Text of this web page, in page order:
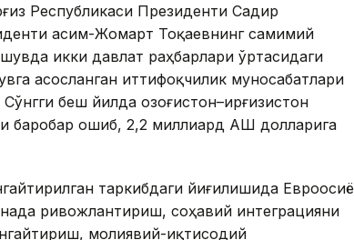
Республикаси Президенти Садир
Қасим-Жомарт Тоқаевнинг самимий
икки давлат раҳбарлари ўртасидаги
асосланган иттифоқчилик муносабатлари
беш йилда Қозоғистон–Қирғизистон
баробар ошиб, 2,2 миллиард АҚШ долларига
таркибдаги йиғилишида Евроосиё
ривожлантириш, соҳавий интеграцияни
молиявий-иқтисодий